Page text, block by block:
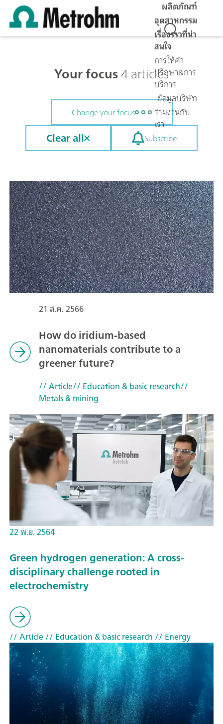
ผลิตภัณฑ์
อุตสาหกรรม
เรื่องราวที่น่า
สนใจ
การให้คำ
ปรึกษา&การ
บริการ
ข้อมูลบริษัท
ร่วมงานกับ
เรา
Your focus4 articles
Change your focus
Clear all Subscribe
21 ส.ค. 2566
How do iridium-based
nanomaterials contribute to a
greener future?
// Article// Education & basic research//
Metals & mining
22 พ.ย. 2564
Green hydrogen generation: A cross-
disciplinary challenge rooted in
electrochemistry
// Article// Education & basic research // Energy